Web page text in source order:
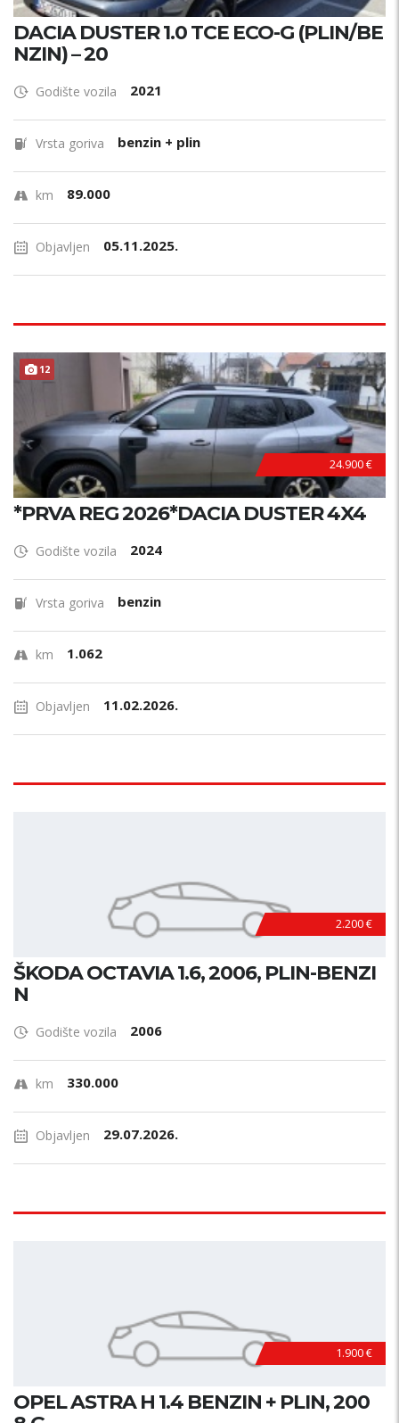
DACIA DUSTER 1.0 TCE ECO-G (PLIN/BE
NZIN) – 20
Godište vozila 2021
Vrsta goriva benzin + plin
km 89.000
Objavljen 05.11.2025.
12
24.900 €
*PRVA REG 2026*DACIA DUSTER 4X4
Godište vozila 2024
Vrsta goriva benzin
km 1.062
Objavljen 11.02.2026.
2.200 €
ŠKODA OCTAVIA 1.6, 2006, PLIN-BENZI
N
Godište vozila 2006
km 330.000
Objavljen 29.07.2026.
1.900 €
OPEL ASTRA H 1.4 BENZIN + PLIN, 200